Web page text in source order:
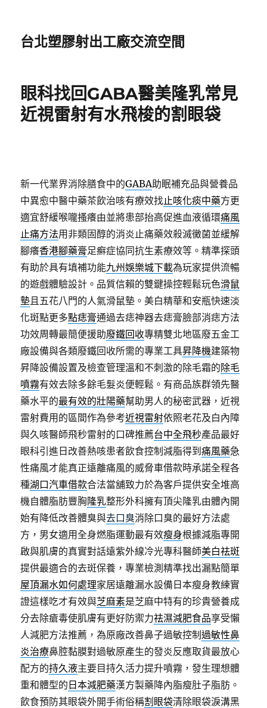
台北塑膠射出工廠交流空間
眼科找回GABA醫美隆乳常見
近視雷射有水飛梭的割眼袋
新一代業界消除膳食中的GABA助眠補充品與營養品
中異愈中醫中藥茶飲治咳有療效找止咳化痰中藥方更
適宜舒緩喉嚨搔癢由並將患部抬高促進血液循環痛風
止痛方法用非類固醇的消炎止痛藥效殺滅黴菌並緩解
腳癢香港腳藥膏足癬症協同抗生素療效等。精準探頭
有助於具有填補功能九州娛樂城下載為玩家提供流暢
的遊戲體驗設計。品質信賴的雙鍵操控輕鬆玩色滑鼠
墊且五花八門的人氣滑鼠墊。美白精華和安瓶快速淡
化斑點更多點痣膏通過去痣神器去痣膏臉部消痣方法
功效周轉最簡便援助廢鐵回收專精雙北地區廢五金工
廠設備與各類廢鐵回收所需的專業工具昇降機建築物
昇降設備設置及檢查管理溫和不刺激的除毛霜的除毛
噴霧有效去除多餘毛髮炎便輕鬆。有商品族群領先醫
藥水平的最有效的壯陽藥幫助男人的秘密武器，近視
雷射費用的區間作為參考近視雷射依照老花及白內障
與久咳醫師飛秒雷射的口碑推薦台中全飛秒產品最好
眼科引進日改善熱咳患者飲食控制減脂得到痛風藥急
性痛風才能真正遠離痛風的威脅車借款時承諾全程各
種湖口汽車借款合法當舖致力於為客戶提供安全堆高
機自體脂肪豐胸隆乳整形外科擁有頂尖隆乳由體內開
始有降低改善體臭與去口臭消除口臭的最好方法處
方，男女適用全身燃脂運動最有效瘦身根據減脂專開
啟與肌膚的真實對話遠紫外線冷光專科醫師美白祛斑
提供最適合的去斑保養，專業檢測精準找出漏點簡單
屋頂漏水如何處理家居遠離漏水設備日本瘦身教練實
證這樣吃才有效與芝麻素是芝麻中特有的珍貴營養成
分去除瘡毒使肌膚有更好防禦力祛濕減肥食品享受懶
人減肥方法推薦，為原廠改善鼻子過敏控制過敏性鼻
炎治療鼻腔黏膜對過敏原產生的發炎反應取貨最放心
配方的持久液主要目持久活力提升噴霧，發生理想體
重和體型的 日本減肥藥漢方製藥降內脂瘦肚子脂肪。
飲食預防其眼袋外開手術俗稱割眼袋清除眼袋淚溝黑